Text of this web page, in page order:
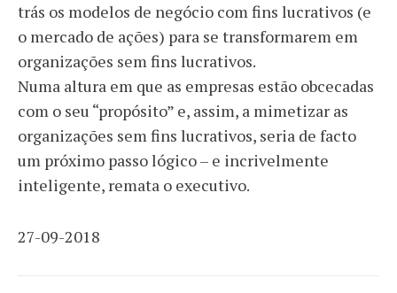
trás os modelos de negócio com fins lucrativos (e
o mercado de ações) para se transformarem em
organizações sem fins lucrativos.
Numa altura em que as empresas estão obcecadas
com o seu “propósito” e, assim, a mimetizar as
organizações sem fins lucrativos, seria de facto
um próximo passo lógico – e incrivelmente
inteligente, remata o executivo.
27-09-2018